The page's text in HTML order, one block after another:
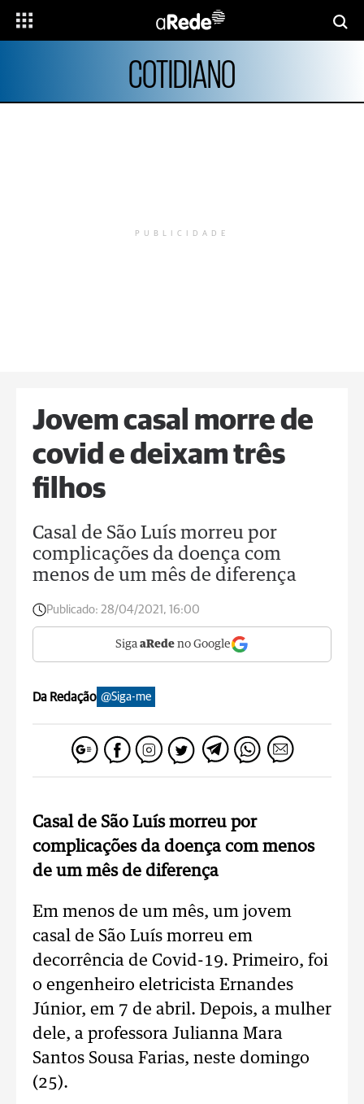
COTIDIANO
PUBLICIDADE
Jovem casal morre de
covid e deixam três
filhos
Casal de São Luís morreu por
complicações da doença com
menos de um mês de diferença
Publicado: 28/04/2021, 16:00
Siga aRede no Google
Da Redação @Siga-me
Casal de São Luís morreu por
complicações da doença com menos
de um mês de diferença
Em menos de um mês, um jovem
casal de São Luís morreu em
decorrência de Covid-19. Primeiro, foi
o engenheiro eletricista Ernandes
Júnior, em 7 de abril. Depois, a mulher
dele, a professora Julianna Mara
Santos Sousa Farias, neste domingo
(25).